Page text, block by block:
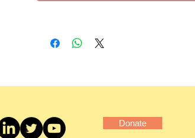
庭記事，一個一個縈繞不去的記
的台灣社會變遷與底層生活的連
楊索花了許多年，試圖以文字理清
家，每人的腳步都走得顛顛簸簸，
惡善難辨，暴力與軟弱交錯，人生
Donate